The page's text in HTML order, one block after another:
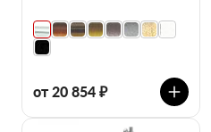
от 20 854 ₽